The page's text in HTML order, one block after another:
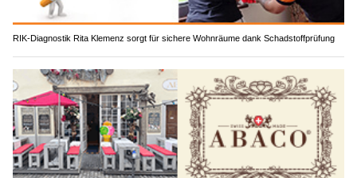
RIK-Diagnostik Rita Klemenz sorgt für sichere Wohnräume dank Schadstoffprüfung